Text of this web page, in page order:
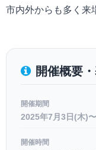
市内外からも多く来
開催概要
開催期間
2025年7月3日(木)
開催時間